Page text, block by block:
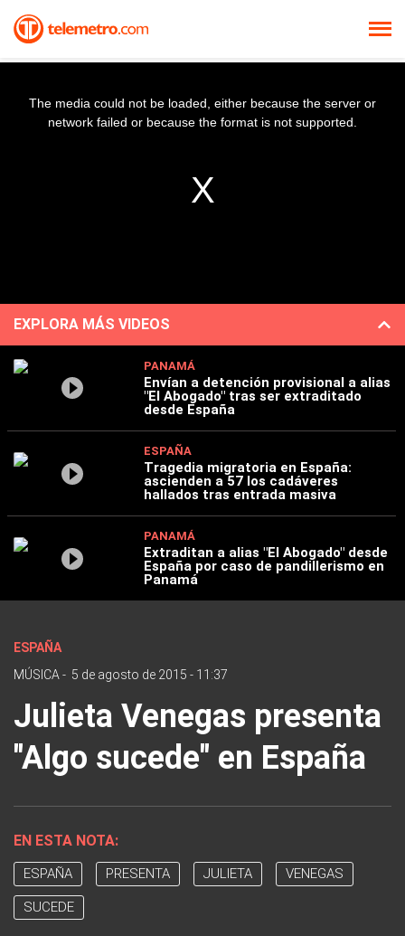
The media could not be loaded, either because the server or
network failed or because the format is not supported.
EXPLORA MÁS VIDEOS
PANAMÁ
Envían a detención provisional a alias
"El Abogado" tras ser extraditado
desde España
ESPAÑA
Tragedia migratoria en España:
ascienden a 57 los cadáveres
hallados tras entrada masiva
PANAMÁ
Extraditan a alias "El Abogado" desde
España por caso de pandillerismo en
Panamá
ESPAÑA
MÚSICA - 5 de agosto de 2015 - 11:37
Julieta Venegas presenta
"Algo sucede" en España
EN ESTA NOTA:
ESPAÑA PRESENTA JULIETA VENEGAS
SUCEDE